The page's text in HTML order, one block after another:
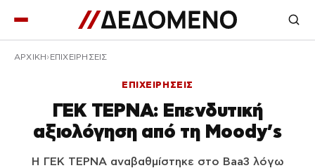
ΑΡΧΙΚΉ ΕΠΙΧΕΙΡΗΣΕΙΣ
ΕΠΙΧΕΙΡΗΣΕΙΣ
ΓΕΚ ΤΕΡΝΑ: Επενδυτική
αξιολόγηση από τη Moody’s
Η ΓΕΚ ΤΕΡΝΑ αναβαθμίστηκε στο Baa3 λόγω